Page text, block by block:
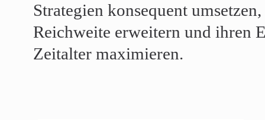
Strategien konsequent
Reichweite erweitern und ihren
Zeitalter maximieren.